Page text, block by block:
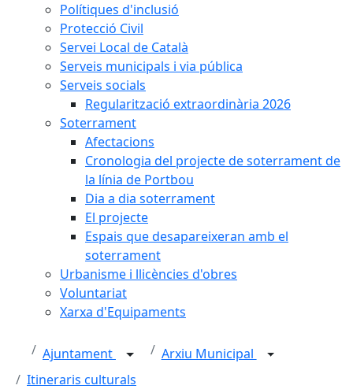
Polítiques d'inclusió
Protecció Civil
Servei Local de Català
Serveis municipals i via pública
Serveis socials
Regularització extraordinària 2026
Soterrament
Afectacions
Cronologia del projecte de soterrament de
la línia de Portbou
Dia a dia soterrament
El projecte
Espais que desapareixeran amb el
soterrament
Urbanisme i llicències d'obres
Voluntariat
Xarxa d'Equipaments
Ajuntament
Arxiu Municipal
Itineraris culturals